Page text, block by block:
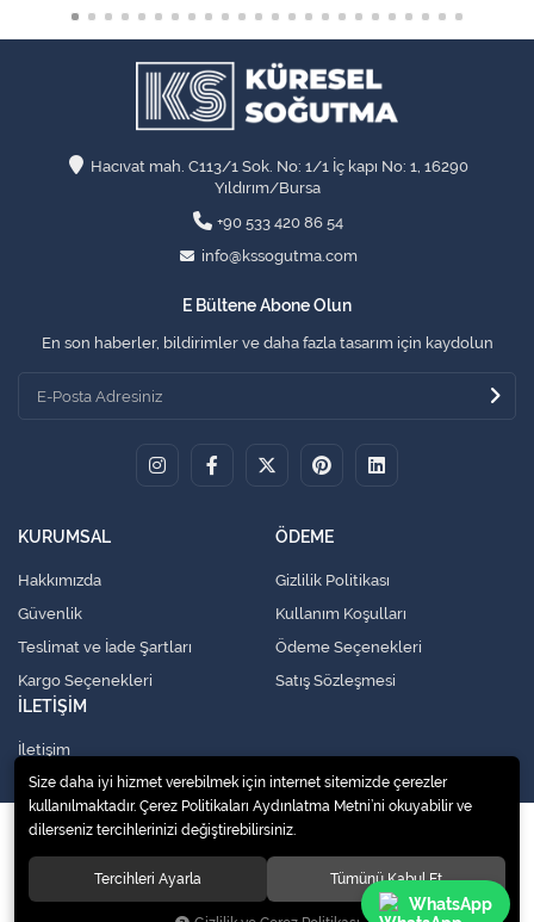
WhatsApp
Hacıvat mah. C113/1 Sok. No: 1/1 İç kapı No: 1, 16290
Yıldırım/Bursa
+90 533 420 86 54
info@kssogutma.com
E Bültene Abone Olun
En son haberler, bildirimler ve daha fazla tasarım için kaydolun
KURUMSAL
Hakkımızda
Güvenlik
Teslimat ve İade Şartları
Kargo Seçenekleri
ÖDEME
Gizlilik Politikası
Kullanım Koşulları
Ödeme Seçenekleri
Satış Sözleşmesi
İLETİŞİM
İletişim
© 2020Küresel Soğutma Sistemleri Yedek Parça San. Ve Tic. Ltd. Şti.
Size daha iyi hizmet verebilmek için internet sitemizde çerezler
kullanılmaktadır. Çerez Politikaları Aydınlatma Metni’ni okuyabilir ve
dilerseniz tercihlerinizi değiştirebilirsiniz.
Tercihleri Ayarla Tümünü Kabul Et